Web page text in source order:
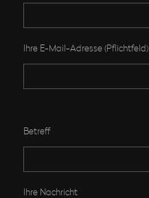
Ihre E-Mail-Adresse (Pflichtfeld)
Betreff
Ihre Nachricht